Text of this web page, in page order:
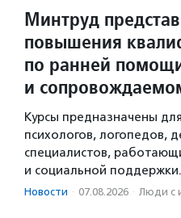
Минтруд
повышения
по ранней
и
Курсы предназначены
психологов, логопедов,
специалистов,
и социальной поддержки.
Новости · 07.08.2026 · Люди с